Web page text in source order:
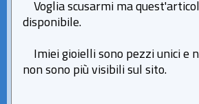
Voglia scusarmi ma
disponibile.
Imiei gioielli sono pezzi unici e
non sono più visibili sul sito.